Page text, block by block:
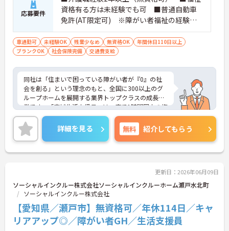
応募要件
資格有る方は未経験でも可 ■普通自動車
免許(AT限定可) ※障がい者福祉の経験は
不問です。※実務経験2年以上の方、障がい
者福祉に関する経験をお持ちの方大歓迎
車通勤可 未経験OK 残業少なめ 無資格OK
年間休日110日以上
ブランクOK
社会保険完備 交通費支給
同社は「住まいで困っている障がい者が『0』の社
会を創る」という理念のもと、全国に300以上のグ
ループホームを展開する業界トップクラスの成長企
業です。「広域生活支援員」は、車で1時間圏内の複
数施設を横断的に担当し、現場支援とパートスタッ
フのサポートを行うハイクラスなポジションです。
最新設備とバリアフリーが完備され、スタッフの身
体的負担が少なく、広域手当5万円が付与されるこ
とで高い給与水準を実現しています。年間休日114
効率化など、ワークライフバランスを保ちながら定
年70歳まで長期的に活躍できる制度が盤石に整って
います。複数施設を経験することで培われるマネジ
メント視点は、将来的なエリアマネージャーへのキ
ャリアアップにも直結しており、最新の環境で専門
性を発揮したいプロフェッショナルの方にお勧めで
す。
詳細を見る 無料 紹介してもらう
更新日：2026年06月09日
ソーシャルインクルー株式会社ソーシャルインクルーホーム瀬戸水北町
ソーシャルインクルー株式会社
【愛知県／瀬戸市】無資格可／年休114日／キャ
リアアップ◎／障がい者GH／生活支援員